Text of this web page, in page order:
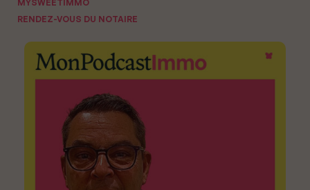
MYSWEETIMMO
RENDEZ-VOUS DU NOTAIRE